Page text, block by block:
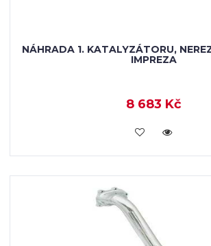
NÁHRADA 1. KATALYZÁTORU,
IMPREZA
8 683 Kč
KOUPIT